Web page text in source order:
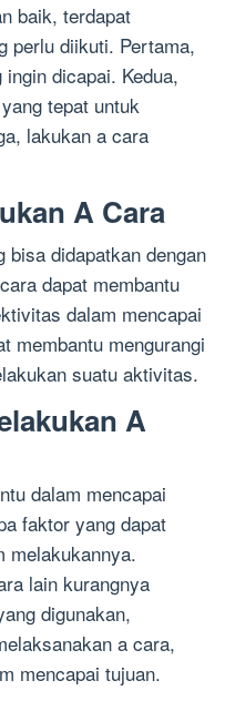
baik, terdapat
perlu diikuti. Pertama,
dicapai. Kedua,
tepat untuk
lakukan a cara
A Cara
bisa didapatkan dengan
dapat membantu
dalam mencapai
membantu mengurangi
suatu aktivitas.
A
dalam mencapai
faktor yang dapat
melakukannya.
lain kurangnya
digunakan,
a cara,
mencapai tujuan.